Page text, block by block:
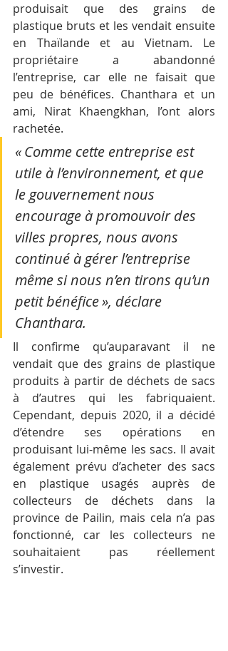
produisait que des grains de
plastique bruts et les vendait ensuite
en Thaïlande et au Vietnam. Le
propriétaire a abandonné
l’entreprise, car elle ne faisait que
peu de bénéfices. Chanthara et un
ami, Nirat Khaengkhan, l’ont alors
rachetée.
« Comme cette entreprise est
utile à l’environnement, et que
le gouvernement nous
encourage à promouvoir des
villes propres, nous avons
continué à gérer l’entreprise
même si nous n’en tirons qu’un
petit bénéfice », déclare
Chanthara.
Il confirme qu’auparavant il ne
vendait que des grains de plastique
produits à partir de déchets de sacs
à d’autres qui les fabriquaient.
Cependant, depuis 2020, il a décidé
d’étendre ses opérations en
produisant lui-même les sacs. Il avait
également prévu d’acheter des sacs
en plastique usagés auprès de
collecteurs de déchets dans la
province de Pailin, mais cela n’a pas
fonctionné, car les collecteurs ne
souhaitaient pas réellement
s’investir.